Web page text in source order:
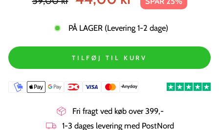
pris
PÅ LAGER (Levering 1-2 dage)
TILFØJ TIL KURV
Fri fragt ved køb over 399,-
1-3 dages levering med PostNord